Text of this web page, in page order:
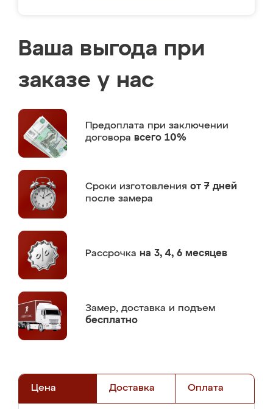
Ваша выгода при
заказе у нас
Предоплата при заключении
договора всего 10%
Сроки изготовления от 7 дней
после замера
Рассрочка на 3, 4, 6 месяцев
Замер, доставка и подъем
бесплатно
Цена Доставка Оплата